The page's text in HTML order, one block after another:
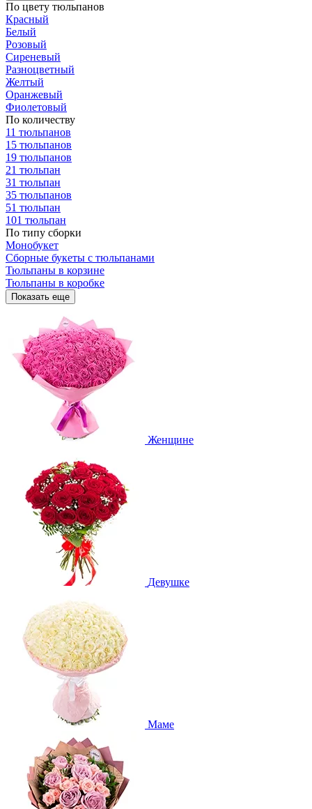
По цвету тюльпанов
Красный
Белый
Розовый
Сиреневый
Разноцветный
Желтый
Оранжевый
Фиолетовый
По количеству
11 тюльпанов
15 тюльпанов
19 тюльпанов
21 тюльпан
31 тюльпан
35 тюльпанов
51 тюльпан
101 тюльпан
По типу сборки
Монобукет
Сборные букеты с тюльпанами
Тюльпаны в корзине
Тюльпаны в коробке
Показать еще
Женщине
Девушке
Маме